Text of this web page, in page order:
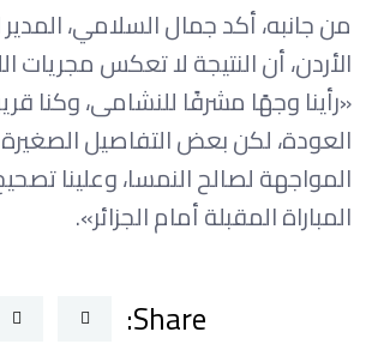
من جانبه، أكد جمال السلامي،
الأردن، أن النتيجة لا تعكس مجريات
«رأينا وجهًا مشرفًا للنشامى، وكنا
العودة، لكن بعض التفاصيل
المواجهة لصالح النمسا، وعلينا
المباراة المقبلة أمام الجزائر».
Share: